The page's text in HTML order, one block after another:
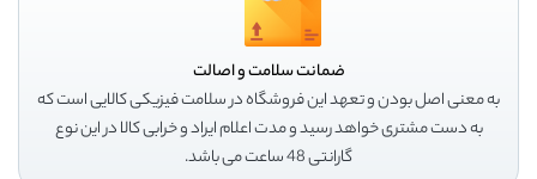
ضمانت سلامت و اصالت
به معنی اصل بودن و تعهد این فروشگاه در سلامت فیزیکی کالایی است که
به دست مشتری خواهد رسید و مدت اعلام ایراد و خرابی کالا در این نوع
گارانتی 48 ساعت می باشد.